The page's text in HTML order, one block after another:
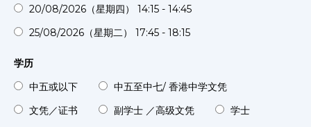
20/08/2026（星期四） 14:15 - 14:45
25/08/2026（星期二） 17:45 - 18:15
学历
中五或以下
中五至中七/ 香港中学文凭
文凭／证书
副学士 ／高级文凭
学士